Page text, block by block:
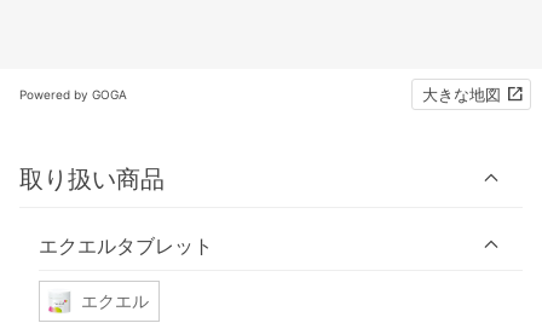
Powered by GOGA 大きな地図
取り扱い商品
エクエルタブレット
エクエル